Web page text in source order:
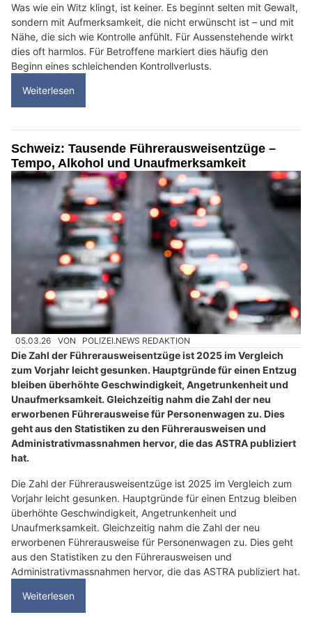
Was wie ein Witz klingt, ist keiner. Es beginnt selten mit Gewalt,
sondern mit Aufmerksamkeit, die nicht erwünscht ist – und mit
Nähe, die sich wie Kontrolle anfühlt. Für Aussenstehende wirkt
dies oft harmlos. Für Betroffene markiert dies häufig den
Beginn eines schleichenden Kontrollverlusts.
Weiterlesen
Schweiz: Tausende Führerausweisentzüge –
Tempo, Alkohol und Unaufmerksamkeit
05.03.26 VON POLIZEI.NEWS REDAKTION
Die Zahl der Führerausweisentzüge ist 2025 im Vergleich
zum Vorjahr leicht gesunken. Hauptgründe für einen Entzug
bleiben überhöhte Geschwindigkeit, Angetrunkenheit und
Unaufmerksamkeit. Gleichzeitig nahm die Zahl der neu
erworbenen Führerausweise für Personenwagen zu. Dies
geht aus den Statistiken zu den Führerausweisen und
Administrativmassnahmen hervor, die das ASTRA publiziert
hat.
Die Zahl der Führerausweisentzüge ist 2025 im Vergleich zum
Vorjahr leicht gesunken. Hauptgründe für einen Entzug bleiben
überhöhte Geschwindigkeit, Angetrunkenheit und
Unaufmerksamkeit. Gleichzeitig nahm die Zahl der neu
erworbenen Führerausweise für Personenwagen zu. Dies geht
aus den Statistiken zu den Führerausweisen und
Administrativmassnahmen hervor, die das ASTRA publiziert hat.
Weiterlesen